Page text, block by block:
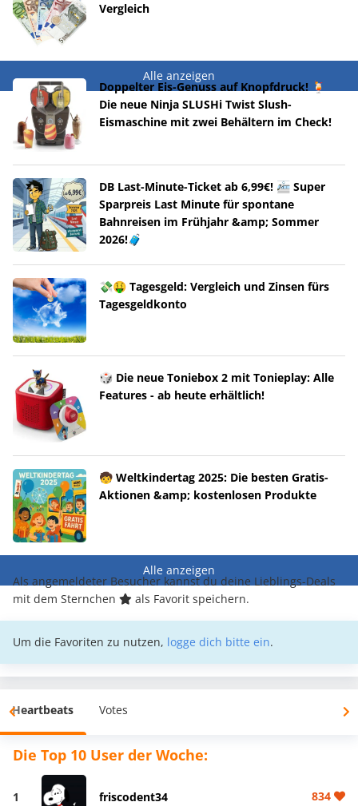
Vergleich
Alle anzeigen
Doppelter Eis-Genuss auf Knopfdruck! 🍹
Die neue Ninja SLUSHi Twist Slush-
Eismaschine mit zwei Behältern im Check!
DB Last-Minute-Ticket ab 6,99€! 🚈 Super
Sparpreis Last Minute für spontane
Bahnreisen im Frühjahr &amp; Sommer
2026!🧳
💸🤑 Tagesgeld: Vergleich und Zinsen fürs
Tagesgeldkonto
🎲 Die neue Toniebox 2 mit Tonieplay: Alle
Features - ab heute erhältlich!
🧒 Weltkindertag 2025: Die besten Gratis-
Aktionen &amp; kostenlosen Produkte
Alle anzeigen
Als angemeldeter Besucher kannst du deine Lieblings-Deals
mit dem Sternchen
als Favorit speichern.
Um die Favoriten zu nutzen, logge dich bitte ein.
Heartbeats Votes
Die Top 10 User der Woche:
1 friscodent34 834